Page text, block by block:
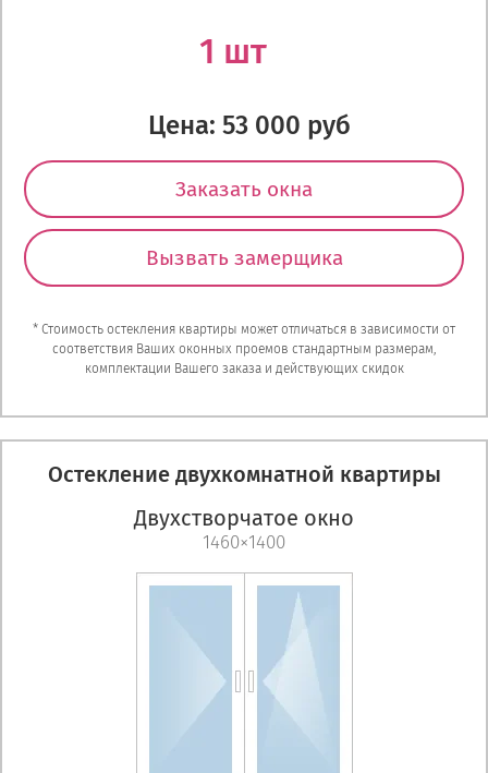
1 шт
Цена: 53 000 руб
Заказать окна
Вызвать замерщика
* Стоимость остекления квартиры может отличаться в зависимости от
соответствия Ваших оконных проемов стандартным размерам,
комплектации Вашего заказа и действующих скидок
Остекление двухкомнатной квартиры
Двухстворчатое окно
1460×1400